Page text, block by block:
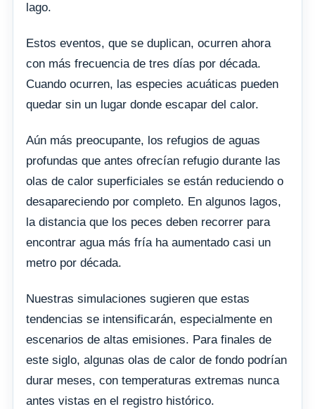
lago.
Estos eventos, que se duplican, ocurren ahora
con más frecuencia de tres días por década.
Cuando ocurren, las especies acuáticas pueden
quedar sin un lugar donde escapar del calor.
Aún más preocupante, los refugios de aguas
profundas que antes ofrecían refugio durante las
olas de calor superficiales se están reduciendo o
desapareciendo por completo. En algunos lagos,
la distancia que los peces deben recorrer para
encontrar agua más fría ha aumentado casi un
metro por década.
Nuestras simulaciones sugieren que estas
tendencias se intensificarán, especialmente en
escenarios de altas emisiones. Para finales de
este siglo, algunas olas de calor de fondo podrían
durar meses, con temperaturas extremas nunca
antes vistas en el registro histórico.